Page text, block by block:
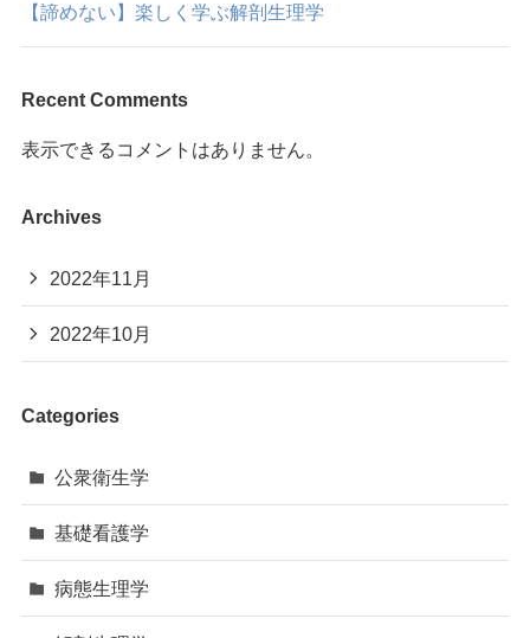
【諦めない】楽しく学ぶ解剖生理学
Recent Comments
表示できるコメントはありません。
Archives
2022年11月
2022年10月
Categories
公衆衛生学
基礎看護学
病態生理学